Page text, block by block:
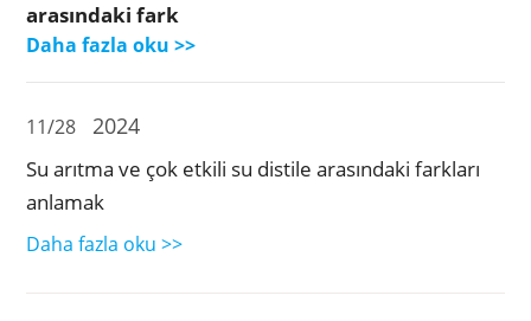
arasındaki fark
Daha fazla oku >>
11/28 2024
Su arıtma ve çok etkili su distile arasındaki farkları
anlamak
Daha fazla oku >>